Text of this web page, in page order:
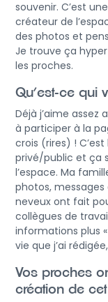
souvenir. C’est
créateur de
des photos et
Je trouve ça
les proches.
Qu’est-ce qui
Déjà j’aime assez
à participer à la
crois (rires) !
privé/public et ça
l’espace. Ma
photos,
neveux ont fait
collègues de
informations plus
vie que j’ai
Vos proches
création de